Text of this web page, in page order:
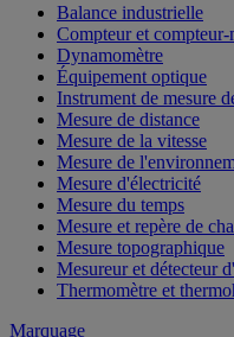
Balance industrielle
Compteur et compteur-
Dynamomètre
Équipement optique
Instrument de mesure
Mesure de distance
Mesure de la vitesse
Mesure de
Mesure d'électricité
Mesure du temps
Mesure et repère de
Mesure topographique
Mesureur et détecteur
Thermomètre et
Marquage